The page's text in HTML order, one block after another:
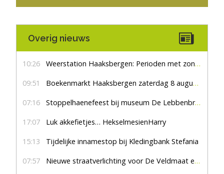
Overig nieuws
10:26 Weerstation Haaksbergen: Perioden met zon en droog
09:51 Boekenmarkt Haaksbergen zaterdag 8 augustus, marktplein Haaksbergen
07:16 Stoppelhaenefeest bij museum De Lebbenbrugge
17:07 Luk akkefietjes… HekselmesienHarry
15:13 Tijdelijke innamestop bij Kledingbank Stefania
07:57 Nieuwe straatverlichting voor De Veldmaat en De Pas